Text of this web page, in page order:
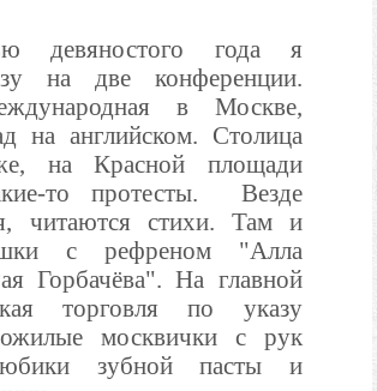
девяностого года я
на две конференции.
в Москве,
на английском. Столица
на Красной площади
то протесты. Везде
читаются стихи. Там и
с рефреном "Алла
Горбачёва". На главной
торговля по указу
москвички с рук
зубной пасты и